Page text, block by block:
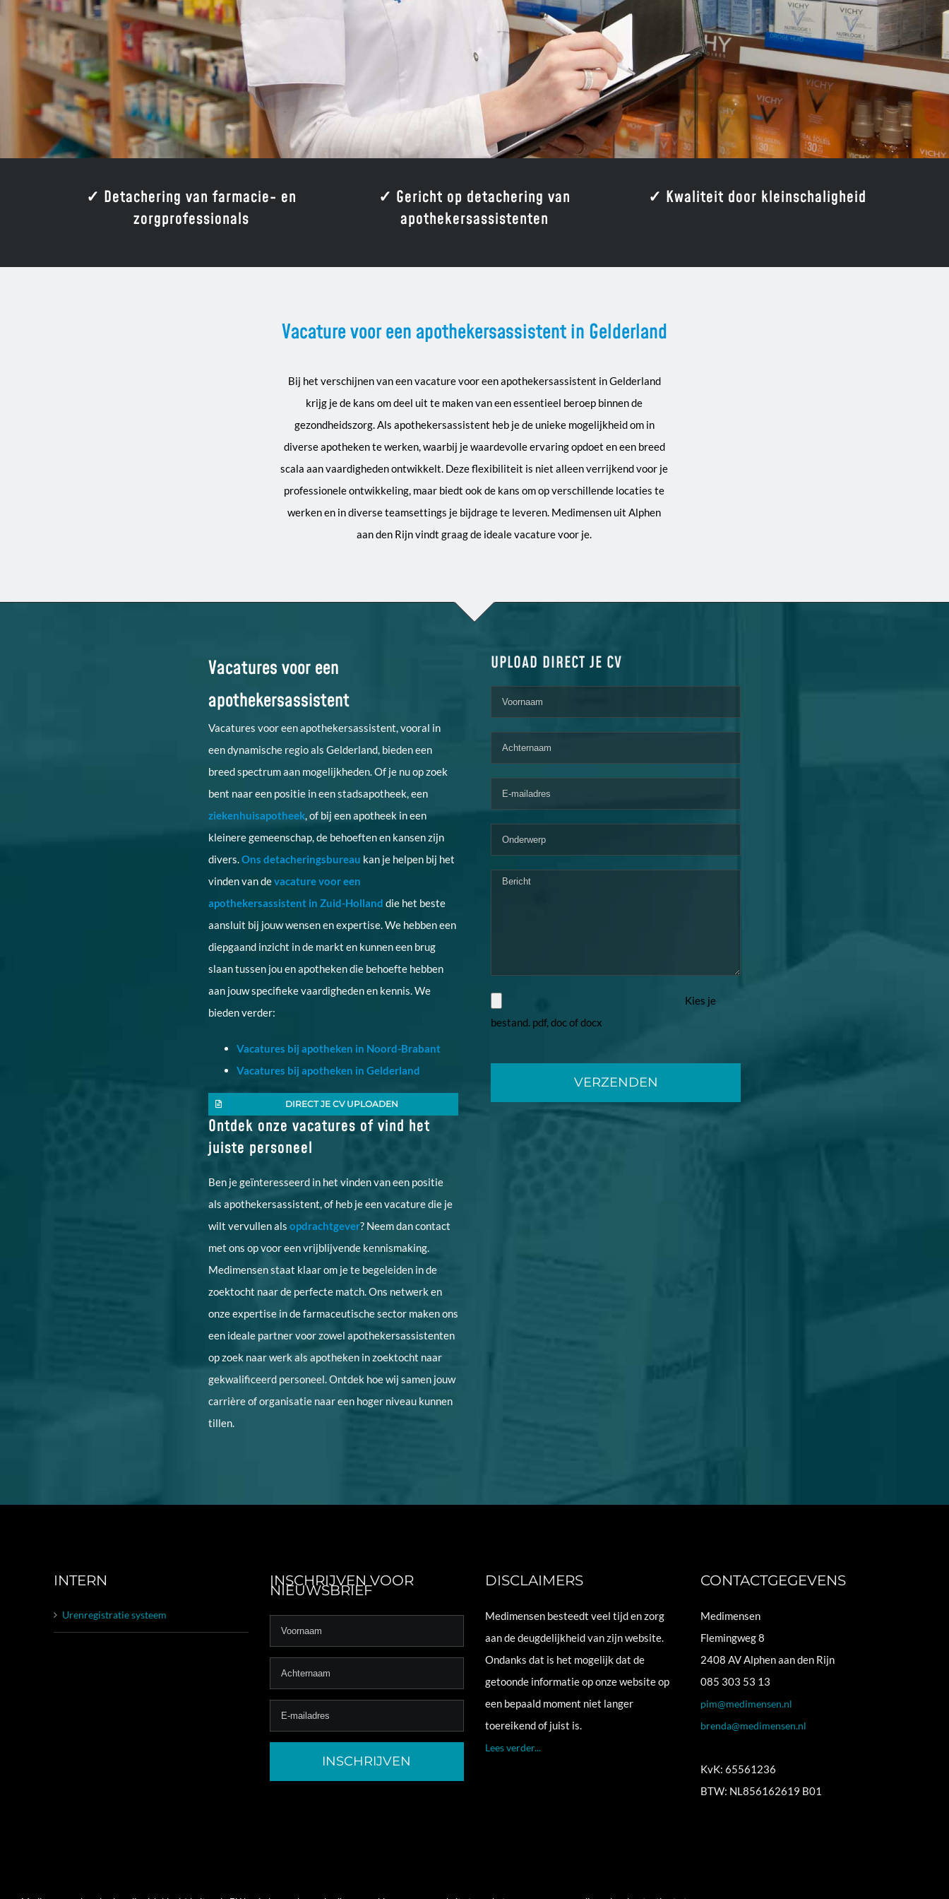
✓ Detachering van farmacie- en
zorgprofessionals
✓ Gericht op detachering van
apothekersassistenten
✓ Kwaliteit door kleinschaligheid
Vacature voor een apothekersassistent in Gelderland
Bij het verschijnen van een vacature voor een apothekersassistent in Gelderland
krijg je de kans om deel uit te maken van een essentieel beroep binnen de
gezondheidszorg. Als apothekersassistent heb je de unieke mogelijkheid om in
diverse apotheken te werken, waarbij je waardevolle ervaring opdoet en een breed
scala aan vaardigheden ontwikkelt. Deze flexibiliteit is niet alleen verrijkend voor je
professionele ontwikkeling, maar biedt ook de kans om op verschillende locaties te
werken en in diverse teamsettings je bijdrage te leveren. Medimensen uit Alphen
aan den Rijn vindt graag de ideale vacature voor je.
Vacatures voor een
apothekersassistent
Vacatures voor een apothekersassistent, vooral in
een dynamische regio als Gelderland, bieden een
breed spectrum aan mogelijkheden. Of je nu op zoek
bent naar een positie in een stadsapotheek, een
ziekenhuisapotheek, of bij een apotheek in een
kleinere gemeenschap, de behoeften en kansen zijn
divers.Ons detacheringsbureau kan je helpen bij het
vinden van devacature voor een
apothekersassistent in Zuid-Holland die het beste
aansluit bij jouw wensen en expertise. We hebben een
diepgaand inzicht in de markt en kunnen een brug
slaan tussen jou en apotheken die behoefte hebben
aan jouw specifieke vaardigheden en kennis. We
bieden verder:
Vacatures bij apotheken in Noord-Brabant
Vacatures bij apotheken in Gelderland
DIRECT JE CV UPLOADEN
Ontdek onze vacatures of vind het
juiste personeel
Ben je geïnteresseerd in het vinden van een positie
als apothekersassistent, of heb je een vacature die je
wilt vervullen als opdrachtgever? Neem dan contact
met ons op voor een vrijblijvende kennismaking.
Medimensen staat klaar om je te begeleiden in de
zoektocht naar de perfecte match. Ons netwerk en
onze expertise in de farmaceutische sector maken ons
een ideale partner voor zowel apothekersassistenten
op zoek naar werk als apotheken in zoektocht naar
gekwalificeerd personeel. Ontdek hoe wij samen jouw
carrière of organisatie naar een hoger niveau kunnen
tillen.
UPLOAD DIRECT JE CV
Kies je
bestand. pdf, doc of docx
veld
INTERN
Urenregistratie systeem
INSCHRIJVEN VOOR
NIEUWSBRIEF
DISCLAIMERS
Medimensen besteedt veel tijd en zorg
aan de deugdelijkheid van zijn website.
Ondanks dat is het mogelijk dat de
getoonde informatie op onze website op
een bepaald moment niet langer
toereikend of juist is.
Lees verder...
CONTACTGEGEVENS
Medimensen
Flemingweg 8
2408 AV Alphen aan den Rijn
085 303 53 13
pim@medimensen.nl
brenda@medimensen.nl
KvK: 65561236
BTW: NL856162619 B01